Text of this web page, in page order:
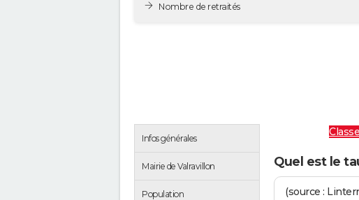
Nombre de retraités
Infos générales
Mairie de Valravillon
Population
Quel est le
(source :